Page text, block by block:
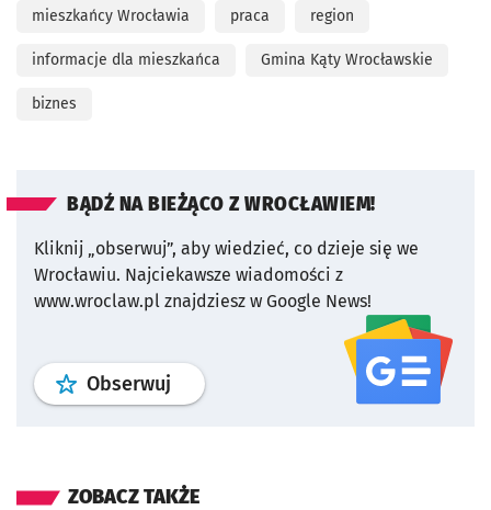
mieszkańcy Wrocławia praca region
informacje dla mieszkańca Gmina Kąty Wrocławskie
biznes
BĄDŹ NA BIEŻĄCO Z WROCŁAWIEM!
Kliknij „obserwuj”, aby wiedzieć, co dzieje się we
Wrocławiu. Najciekawsze wiadomości z
www.wroclaw.pl znajdziesz w Google News!
Obserwuj profil serwisu
ZOBACZ TAKŻE